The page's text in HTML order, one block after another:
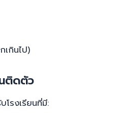
เกินไป)
ติดตัว
โรงเรียนที่มี: